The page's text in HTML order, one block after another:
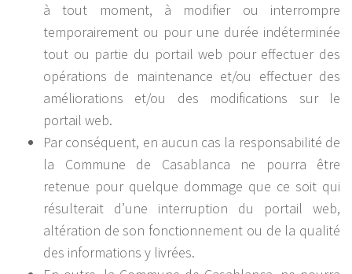
à tout moment, à modifier ou interrompre
temporairement ou pour une durée indéterminée
tout ou partie du portail web pour effectuer des
opérations de maintenance et/ou effectuer des
améliorations et/ou des modifications sur le
portail web.
Par conséquent, en aucun cas la responsabilité de
la Commune de Casablanca ne pourra être
retenue pour quelque dommage que ce soit qui
résulterait d’une interruption du portail web,
altération de son fonctionnement ou de la qualité
des informations y livrées.